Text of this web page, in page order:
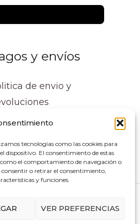
tecnologías como las cookies para
dispositivo. El consentimiento de estas
el comportamiento de navegación o
consentir o retirar el consentimiento,
y funciones.
VER PREFERENCIAS
y envíos
de envio y